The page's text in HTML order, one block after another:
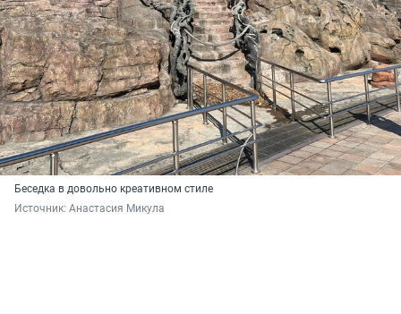
Беседка в довольно креативном стиле
Источник: Анастасия Микула